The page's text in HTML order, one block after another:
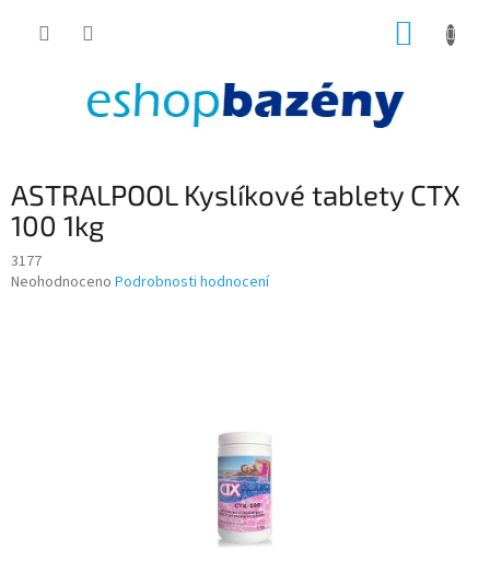
ASTRALPOOL Kyslíkové tablety CTX
100 1kg
3177
Průměrné
Neohodnoceno Podrobnosti hodnocení